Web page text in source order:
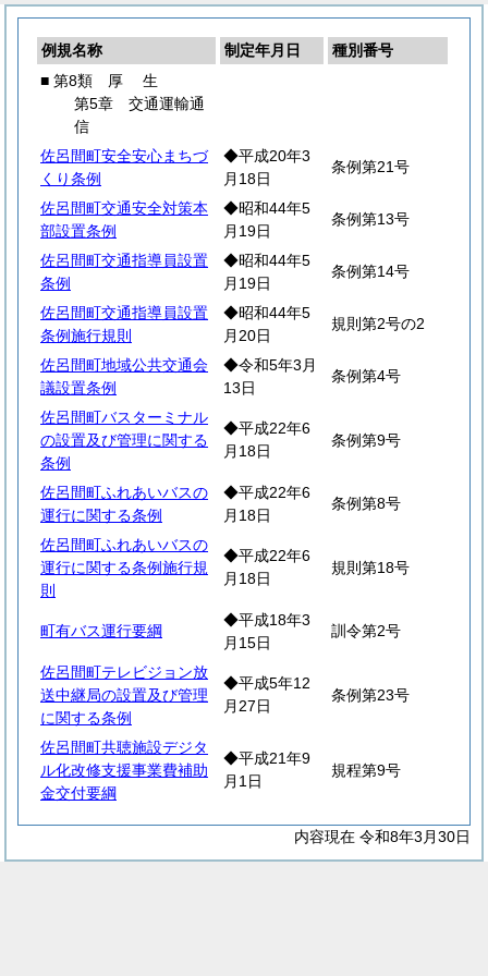
例規名称 制定年月日
種別番号
■ 第8類 厚 生
第5章 交通運輸通
信
佐呂間町安全安心まちづ
くり条例
◆平成20年3
月18日
条例第21号
佐呂間町交通安全対策本
部設置条例
◆昭和44年5
月19日
条例第13号
佐呂間町交通指導員設置
条例
◆昭和44年5
月19日
条例第14号
佐呂間町交通指導員設置
条例施行規則
◆昭和44年5
月20日
規則第2号の2
佐呂間町地域公共交通会
議設置条例
◆令和5年3月
13日
条例第4号
佐呂間町バスターミナル
の設置及び管理に関する
条例
◆平成22年6
月18日
条例第9号
佐呂間町ふれあいバスの
運行に関する条例
◆平成22年6
月18日
条例第8号
佐呂間町ふれあいバスの
運行に関する条例施行規
則
◆平成22年6
月18日
規則第18号
町有バス運行要綱
◆平成18年3
月15日
訓令第2号
佐呂間町テレビジョン放
送中継局の設置及び管理
に関する条例
◆平成5年12
月27日
条例第23号
佐呂間町共聴施設デジタ
ル化改修支援事業費補助
金交付要綱
◆平成21年9
月1日
規程第9号
内容現在 令和8年3月30日